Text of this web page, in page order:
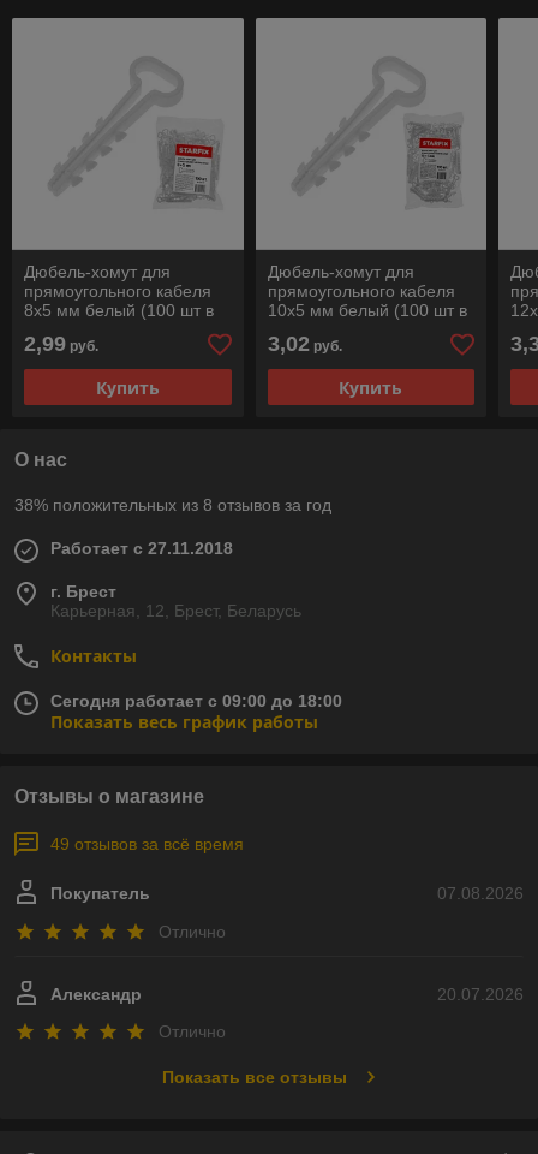
Дюбель-хомут для
прямоугольного кабеля
8х5 мм белый (100 шт в
2,99 руб.
Купить
Дюбель-хомут для
прямоугольного кабеля
10х5 мм белый (100 шт в
3,02руб.
Купить
О нас
38% положительных из 8 отзывов за год
Работает с 27.11.2018
г. Брест
Карьерная, 12, Брест, Беларусь
Контакты
Сегодня работает с 09:00 до 18:00
Показать весь график работы
Отзывы о магазине
49 отзывов за всё время
07.08.2026
Покупатель
Отлично
20.07.2026
Александр
Отлично
Показать все отзывы